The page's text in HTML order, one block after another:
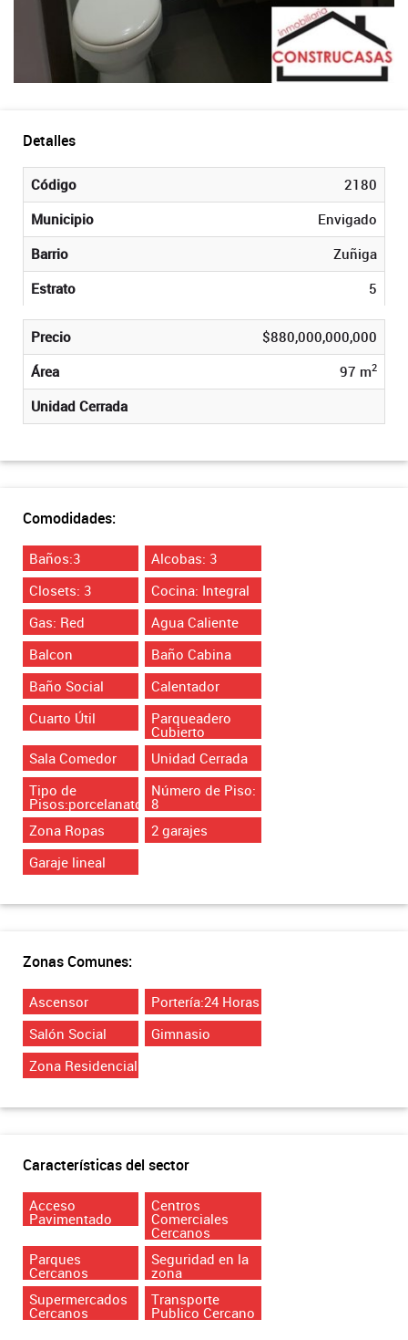
Detalles
Código
2180
Municipio
Envigado
Barrio
Zuñiga
Estrato
5
Precio
$880,000,000,000
Área
97 m2
Unidad Cerrada
Comodidades:
Baños:3
Alcobas: 3
Closets: 3
Cocina: Integral
Gas: Red
Agua Caliente
Balcon
Baño Cabina
Baño Social
Calentador
Cuarto Útil
Parqueadero
Cubierto
Sala Comedor
Unidad Cerrada
Tipo de
Pisos:porcelanato
Número de Piso:
8
Zona Ropas
2 garajes
Garaje lineal
Zonas Comunes:
Ascensor
Portería:24 Horas
Salón Social
Gimnasio
Zona Residencial
Características del sector
Acceso
Pavimentado
Centros
Comerciales
Cercanos
Parques
Cercanos
Seguridad en la
zona
Supermercados
Cercanos
Transporte
Publico Cercano